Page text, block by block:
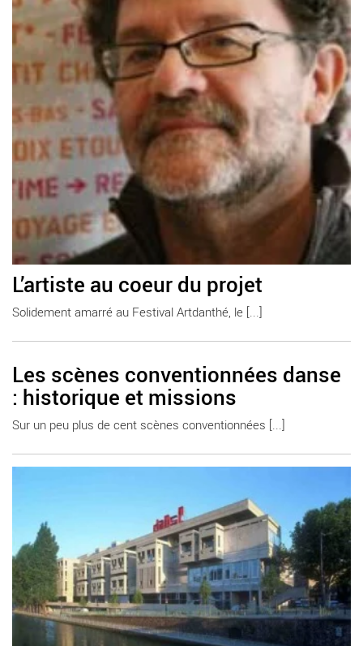
L’artiste au coeur du projet
Solidement amarré au Festival Artdanthé, le [...]
Les scènes conventionnées danse
: historique et missions
Sur un peu plus de cent scènes conventionnées [...]
En savoir plus